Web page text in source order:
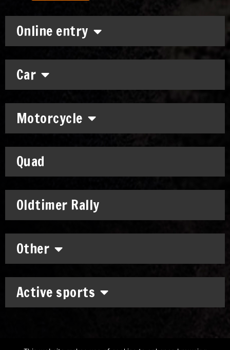
Online entry
Car
Motorcycle
Quad
Oldtimer Rally
Other
Active sports